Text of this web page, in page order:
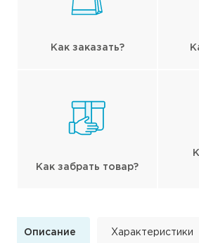
Как заказать?
Как забрать товар?
Описание Характеристики